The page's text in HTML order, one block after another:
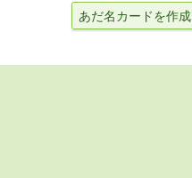
あだ名カードを作成